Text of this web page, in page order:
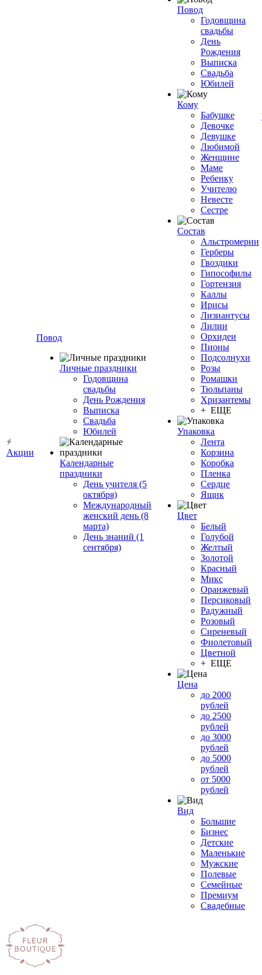
Акции
Повод
Личные праздники
Годовщина
свадьбы
День Рождения
Выписка
Свадьба
Юбилей
Календарные
праздники
День учителя (5
октября)
Международный
женский день (8
марта)
День знаний (1
сентября)
Повод
Годовщина
свадьбы
День
Рождения
Выписка
Свадьба
Юбилей
Кому
Бабушке
Девочке
Девушке
Любимой
Женщине
Маме
Ребенку
Учителю
Невесте
Сестре
Состав
Альстромерии
Герберы
Гвоздики
Гипософилы
Гортензия
Каллы
Ирисы
Лизиантусы
Лилии
Орхидеи
Пионы
Подсолнухи
Розы
Ромашки
Тюльпаны
Хризантемы
+ ЕЩЕ
Упаковка
Лента
Корзина
Коробка
Пленка
Сердце
Ящик
Цвет
Белый
Голубой
Желтый
Золотой
Красный
Микс
Оранжевый
Персиковый
Радужный
Розовый
Сиреневый
Фиолетовый
Цветной
+ ЕЩЕ
Цена
до 2000
рублей
до 2500
рублей
до 3000
рублей
до 5000
рублей
от 5000
рублей
Вид
Большие
Бизнес
Детские
Маленькие
Мужские
Полевые
Семейные
Премиум
Свадебные